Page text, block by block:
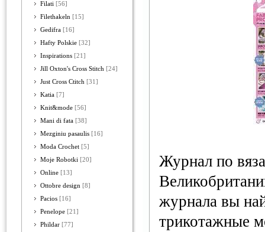
Filati [56]
Filethakeln [15]
Gedifra [16]
Hafty Polskie [32]
Inspirations [21]
Jill Oxton's Cross Stitch [24]
Just Cross Ctitch [31]
Katia [7]
Knit&mode [56]
Mani di fata [38]
Mezginiu pasaulis [16]
Moda Crochet [5]
Moje Robotki [20]
Online [13]
Ottobre design [8]
Pacios [16]
Penelope [21]
Phildar [77]
Журнал по
журнала вы
трикотажные